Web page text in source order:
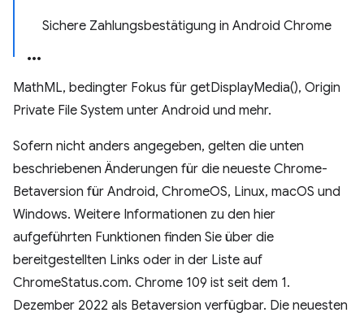
Sichere Zahlungsbestätigung in Android Chrome
MathML, bedingter Fokus für getDisplayMedia(), Origin
Private File System unter Android und mehr.
Sofern nicht anders angegeben, gelten die unten
beschriebenen Änderungen für die neueste Chrome-
Betaversion für Android, ChromeOS, Linux, macOS und
Windows. Weitere Informationen zu den hier
aufgeführten Funktionen finden Sie über die
bereitgestellten Links oder in der Liste auf
ChromeStatus.com. Chrome 109 ist seit dem 1.
Dezember 2022 als Betaversion verfügbar. Die neuesten